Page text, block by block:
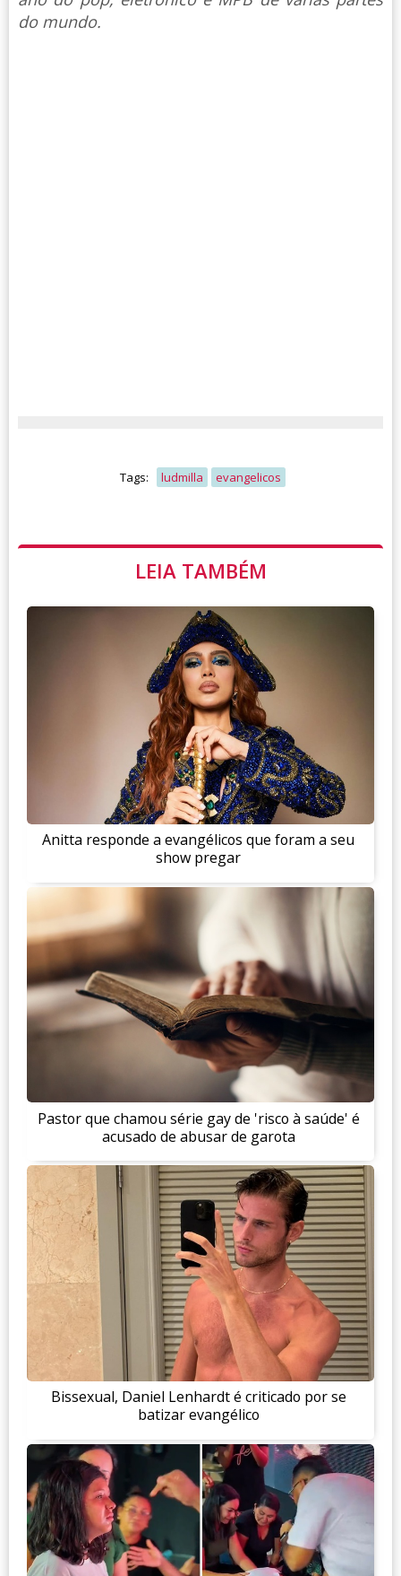
do mundo.
Tags: ludmilla evangelicos
LEIA TAMBÉM
Anitta responde a evangélicos que foram a seu
show pregar
Pastor que chamou série gay de 'risco à saúde' é
acusado de abusar de garota
Bissexual, Daniel Lenhardt é criticado por se
batizar evangélico